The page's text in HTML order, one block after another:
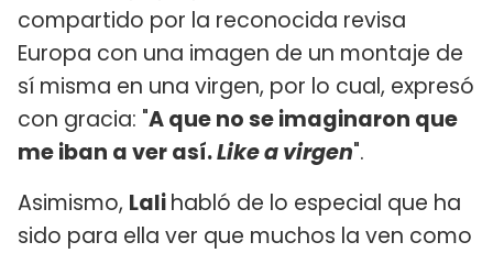
compartido por la reconocida revisa
Europa con una imagen de un montaje de
sí misma en una virgen, por lo cual, expresó
con gracia: "A que no se imaginaron que
me iban a ver así.Like a virgen".
Asimismo, Lalihabló de lo especial que ha
sido para ella ver que muchos la ven como